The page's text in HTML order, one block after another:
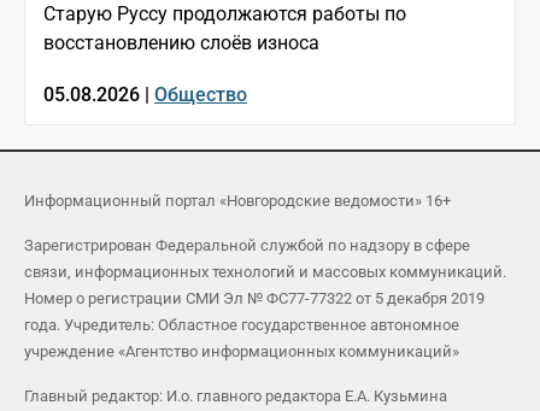
Старую Руссу продолжаются работы по
восстановлению слоёв износа
05.08.2026 | Общество
Информационный портал «Новгородские ведомости» 16+
Зарегистрирован Федеральной службой по надзору в сфере
связи, информационных технологий и массовых коммуникаций.
Номер о регистрации СМИ Эл № ФС77-77322 от 5 декабря 2019
года. Учредитель: Областное государственное автономное
учреждение «Агентство информационных коммуникаций»
Главный редактор: И.о. главного редактора Е.А. Кузьмина